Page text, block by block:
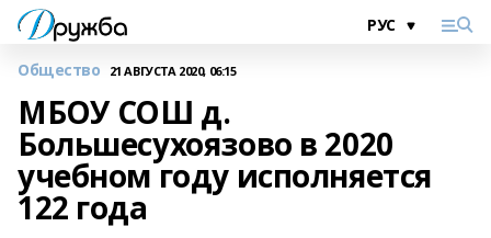
Общество 21 АВГУСТА 2020, 06:15
МБОУ СОШ д.
Большесухоязово в 2020
учебном году исполняется
122 года